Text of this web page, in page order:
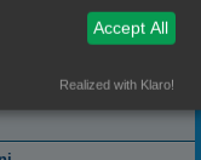
Accept All
Realized with Klaro!